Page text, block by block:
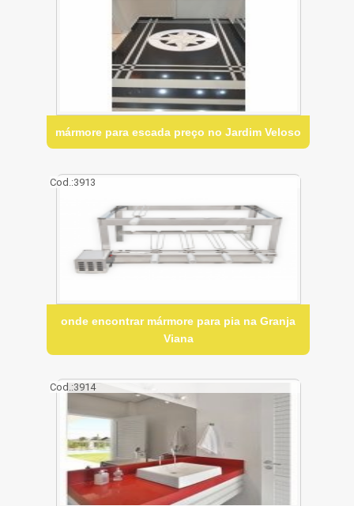
mármore para escada preço no Jardim Veloso
Cod.:3913
onde encontrar mármore para pia na Granja
Viana
Cod.:3914